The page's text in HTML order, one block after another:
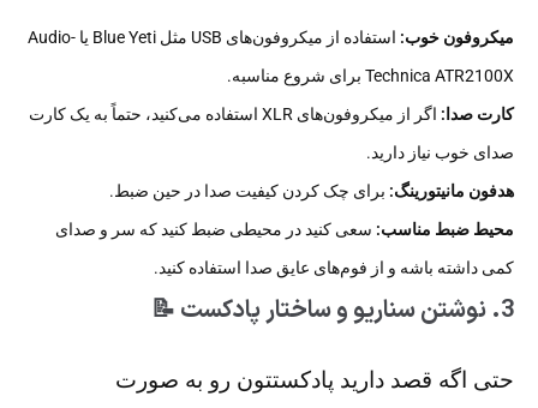
میکروفون خوب:
استفاده از میکروفون‌های USB مثل Blue Yeti یا Audio-
Technica ATR2100X برای شروع مناسبه.
کارت صدا:
اگر از میکروفون‌های XLR استفاده می‌کنید، حتماً به یک کارت
صدای خوب نیاز دارید.
هدفون مانیتورینگ: برای چک کردن کیفیت صدا در حین ضبط.
محیط ضبط مناسب: سعی کنید در محیطی ضبط کنید که سر و صدای
کمی داشته باشه و از فوم‌های عایق صدا استفاده کنید.
3. نوشتن سناریو و ساختار پادکست 📝
حتی اگه قصد دارید پادکستتون رو به صورت